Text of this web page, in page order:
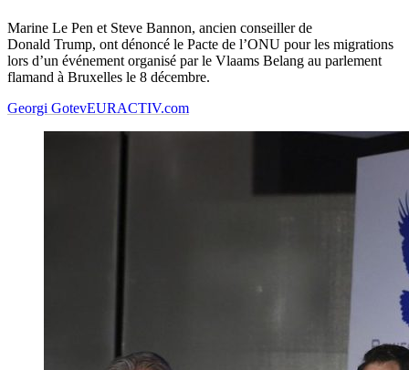
Marine Le Pen et Steve Bannon, ancien conseiller de
Donald Trump, ont dénoncé le Pacte de l’ONU pour les migrations
lors d’un événement organisé par le Vlaams Belang au parlement
flamand à Bruxelles le 8 décembre.
Georgi GotevEURACTIV.com